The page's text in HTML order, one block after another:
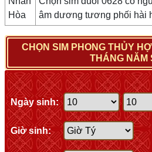
Hòa
âm dương tương phối hài
CHỌN SIM PHONG THỦY
THÁNG NĂM
Ngày sinh:
Giờ sinh: